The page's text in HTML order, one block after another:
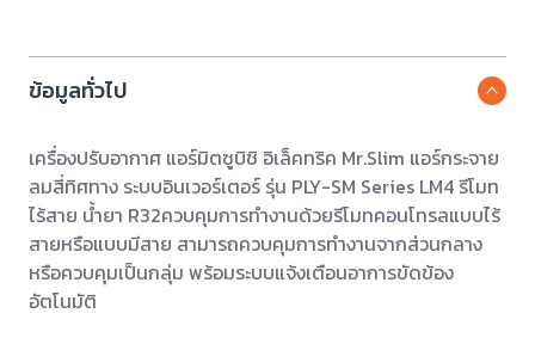
ข้อมูลทั่วไป
เครื่องปรับอากาศ แอร์มิตซูบิชิ อิเล็คทริค Mr.Slim แอร์กระจาย
ลมสี่ทิศทาง ระบบอินเวอร์เตอร์ รุ่น PLY-SM Series LM4 รีโมท
ไร้สาย น้ำยา R32ควบคุมการทำงานด้วยรีโมทคอนโทรลแบบไร้
สายหรือแบบมีสาย สามารถควบคุมการทำงานจากส่วนกลาง
หรือควบคุมเป็นกลุ่ม พร้อมระบบแจ้งเตือนอาการขัดข้อง
อัตโนมัติ